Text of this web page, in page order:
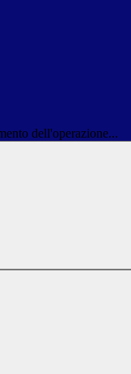
dell'operazione...